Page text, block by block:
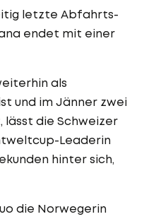
letzte Abfahrts-
endet mit einer
als
und im Jänner zwei
die Schweizer
Leaderin
hinter sich,
die Norwegerin